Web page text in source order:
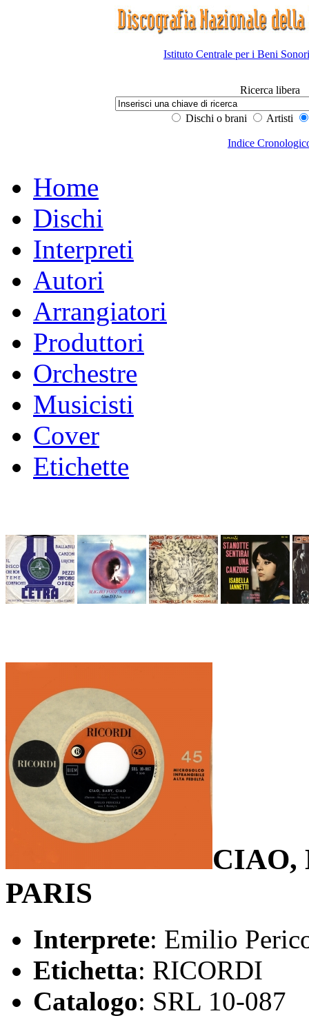
Istituto Centrale per i Beni
Ricerca libera
Dischi o brani Artisti
Indice
Home
Dischi
Interpreti
Autori
Arrangiatori
Produttori
Orchestre
Musicisti
Cover
Etichette
CIAO,
PARIS
Interprete: Emilio
Etichetta: RICORDI
Catalogo: SRL 10-087